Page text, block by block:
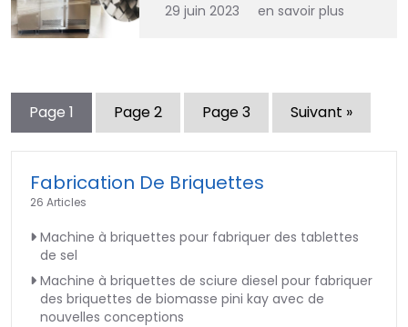
29 juin 2023 en savoir plus
Page 1 Page2 Page3 Suivant »
Fabrication De Briquettes
26 Articles
Machine à briquettes pour fabriquer des tablettes
de sel
Machine à briquettes de sciure diesel pour fabriquer
des briquettes de biomasse pini kay avec de
nouvelles conceptions